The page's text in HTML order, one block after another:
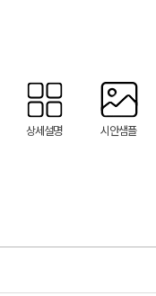
상세설명 시안샘플